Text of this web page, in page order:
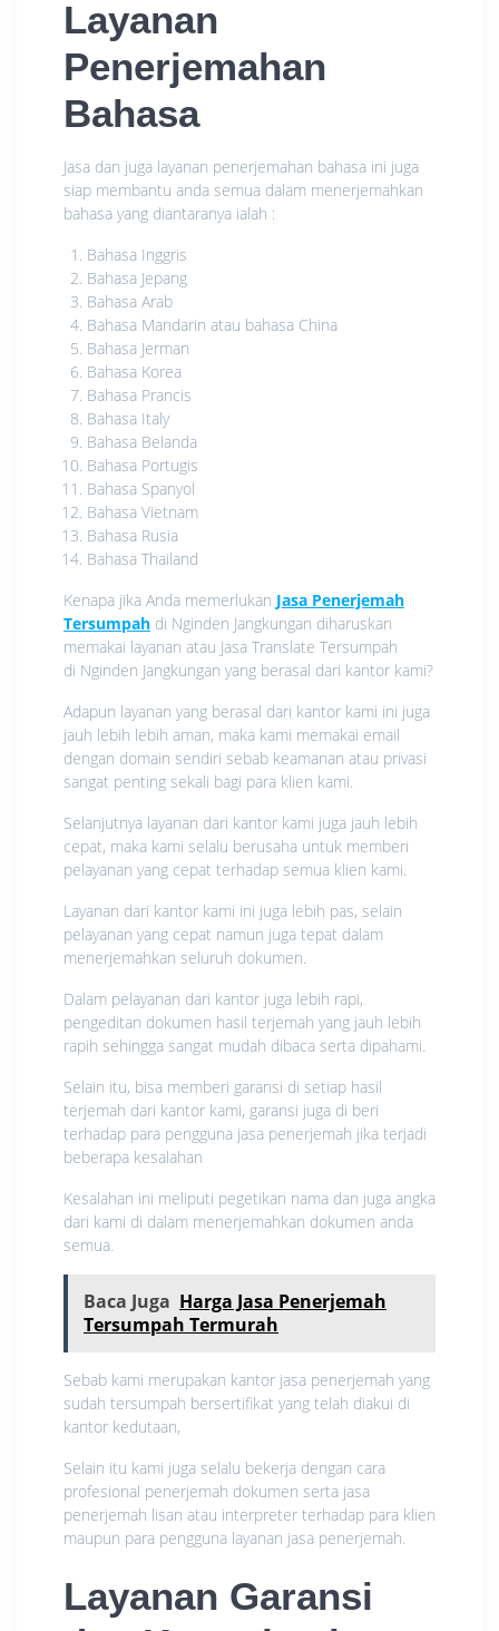
Layanan
Penerjemahan
Bahasa
Jasa dan juga layanan penerjemahan bahasa ini juga
siap membantu anda semua dalam menerjemahkan
bahasa yang diantaranya ialah :
Bahasa Inggris
Bahasa Jepang
Bahasa Arab
Bahasa Mandarin atau bahasa China
Bahasa Jerman
Bahasa Korea
Bahasa Prancis
Bahasa Italy
Bahasa Belanda
Bahasa Portugis
Bahasa Spanyol
Bahasa Vietnam
Bahasa Rusia
Bahasa Thailand
Kenapa jika Anda memerlukan Jasa Penerjemah
Tersumpah di Nginden Jangkungan diharuskan
memakai layanan atau Jasa Translate Tersumpah
di Nginden Jangkungan yang berasal dari kantor kami?
Adapun layanan yang berasal dari kantor kami ini juga
jauh lebih lebih aman, maka kami memakai email
dengan domain sendiri sebab keamanan atau privasi
sangat penting sekali bagi para klien kami.
Selanjutnya layanan dari kantor kami juga jauh lebih
cepat, maka kami selalu berusaha untuk memberi
pelayanan yang cepat terhadap semua klien kami.
Layanan dari kantor kami ini juga lebih pas, selain
pelayanan yang cepat namun juga tepat dalam
menerjemahkan seluruh dokumen.
Dalam pelayanan dari kantor juga lebih rapi,
pengeditan dokumen hasil terjemah yang jauh lebih
rapih sehingga sangat mudah dibaca serta dipahami.
Selain itu, bisa memberi garansi di setiap hasil
terjemah dari kantor kami, garansi juga di beri
terhadap para pengguna jasa penerjemah jika terjadi
beberapa kesalahan
Kesalahan ini meliputi pegetikan nama dan juga angka
dari kami di dalam menerjemahkan dokumen anda
semua.
Baca Juga Harga Jasa Penerjemah
Tersumpah Termurah
Sebab kami merupakan kantor jasa penerjemah yang
sudah tersumpah bersertifikat yang telah diakui di
kantor kedutaan,
Selain itu kami juga selalu bekerja dengan cara
profesional penerjemah dokumen serta jasa
penerjemah lisan atau interpreter terhadap para klien
maupun para pengguna layanan jasa penerjemah.
Layanan Garansi